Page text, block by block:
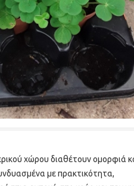
χώρου διαθέτουν ομορφιά
με πρακτικότητα,